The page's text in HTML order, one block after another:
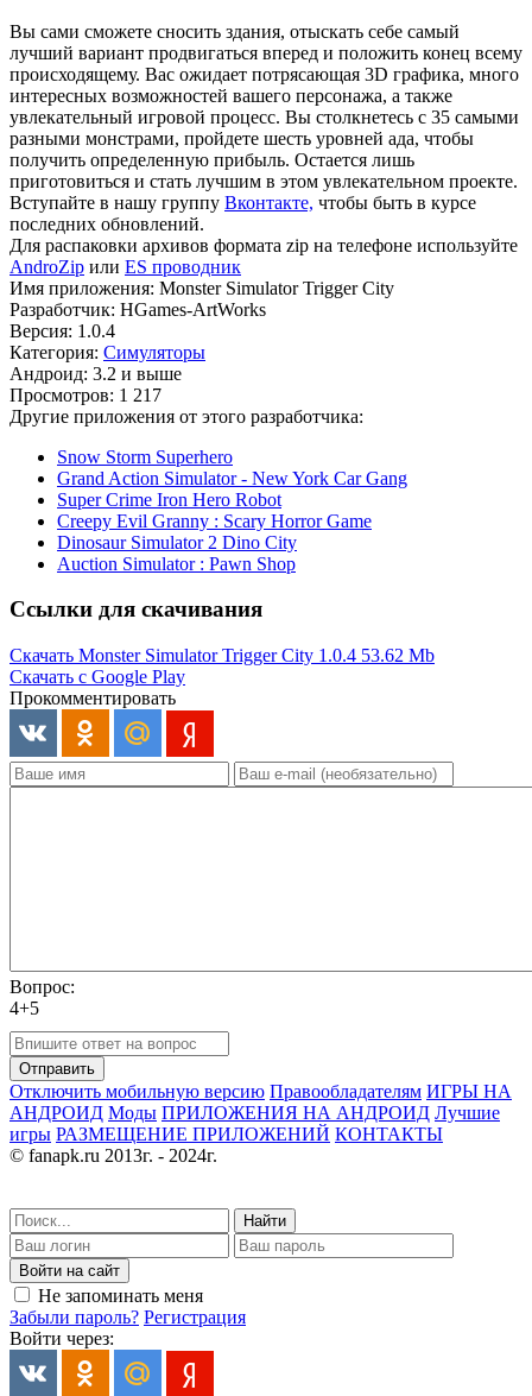
Вы сами сможете сносить здания, отыскать себе самый
лучший вариант продвигаться вперед и положить конец всему
происходящему. Вас ожидает потрясающая 3D графика, много
интересных возможностей вашего персонажа, а также
увлекательный игровой процесс. Вы столкнетесь с 35 самыми
разными монстрами, пройдете шесть уровней ада, чтобы
получить определенную прибыль. Остается лишь
приготовиться и стать лучшим в этом увлекательном проекте.
Вступайте в нашу группу Вконтакте, чтобы быть в курсе
последних обновлений.
Для распаковки архивов формата zip на телефоне используйте
AndroZip или ES проводник
Имя приложения: Monster Simulator Trigger City
Разработчик: HGames-ArtWorks
Версия: 1.0.4
Категория: Симуляторы
Андроид: 3.2 и выше
Просмотров: 1 217
Другие приложения от этого разработчика:
Snow Storm Superhero
Grand Action Simulator - New York Car Gang
Super Crime Iron Hero Robot
Creepy Evil Granny : Scary Horror Game
Dinosaur Simulator 2 Dino City
Auction Simulator : Pawn Shop
Ссылки для скачивания
Скачать Monster Simulator Trigger City 1.0.4 53.62 Mb
Скачать с Google Play
Прокомментировать
Вопрос:
4+5
Отправить
Отключить мобильную версию Правообладателям ИГРЫ НА
АНДРОИД Моды ПРИЛОЖЕНИЯ НА АНДРОИД Лучшие
игры РАЗМЕЩЕНИЕ ПРИЛОЖЕНИЙ КОНТАКТЫ
© fanapk.ru 2013г. - 2024г.
Найти
Войти на сайт
Не запоминать меня
Забыли пароль? Регистрация
Войти через: